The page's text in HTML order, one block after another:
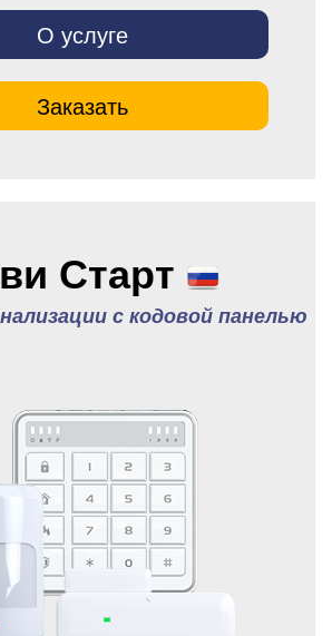
О услуге
Заказать
Старт
с кодовой панелью